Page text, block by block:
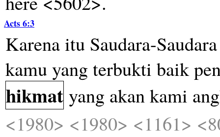
Acts 6:3
Karenaitu Saudara-Saudara
kamuyang terbukti baik
hikmat yang akankami
<1980> <1980> <1161>